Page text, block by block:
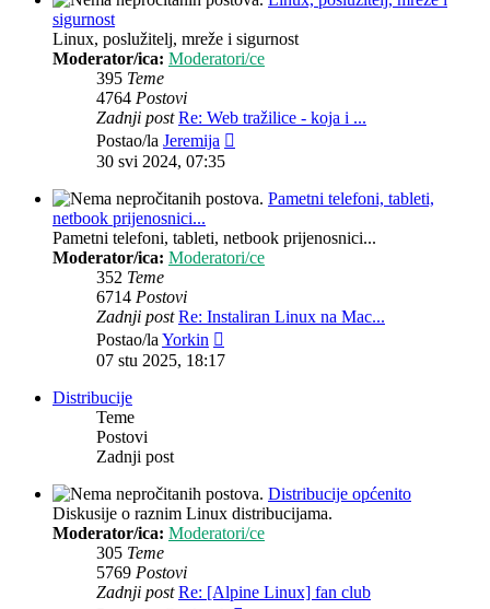
sigurnost
Linux, poslužitelj, mreže i sigurnost
Moderator/ica: Moderatori/ce
395 Teme
4764 Postovi
Zadnji post Re: Web tražilice - koja i ...
Postao/la Jeremija
30 svi 2024, 07:35
Pametni telefoni, tableti,
netbook prijenosnici...
Pametni telefoni, tableti, netbook prijenosnici...
Moderator/ica: Moderatori/ce
352 Teme
6714 Postovi
Zadnji post Re: Instaliran Linux na Mac...
Postao/laYorkin
post
07 stu 2025, 18:17
Distribucije
Teme
Postovi
Zadnji post
Distribucije općenito
Diskusije o raznim Linux distribucijama.
Moderator/ica: Moderatori/ce
305 Teme
5769 Postovi
Zadnji post Re: [Alpine Linux] fan club